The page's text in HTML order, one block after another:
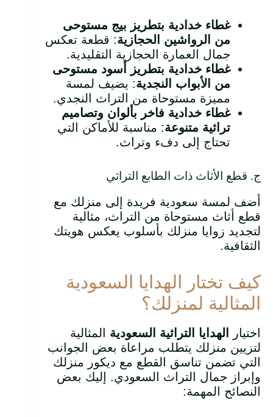
غطاء خدادية بتطريز بيج مستوحى
من الرواشين الحجازية: قطعة تعكس
جمال العمارة الحجازية التقليدية.
غطاء خدادية بتطريز أسود مستوحى
من الأبواب النجدية: يضيف لمسة
مميزة مستوحاة من التراث النجدي.
غطاء خدادية فاخر بألوان وتصاميم
تراثية متنوعة: مناسبة للأماكن التي
تحتاج إلى دفء وتراث.
ج. قطع الأثاث ذات الطابع التراثي
أضف لمسة سعودية فريدة إلى منزلك مع
قطع أثاث مستوحاة من التراث، مثالية
لتجديد زوايا منزلك بأسلوب يعكس هويتك
الثقافية.
كيف تختار الهدايا السعودية
المثالية لمنزلك؟
اختيار الهدايا التراثية السعودية المثالية
لتزيين منزلك يتطلب مراعاة بعض الجوانب
التي تضمن تناسق القطع مع ديكور منزلك
وإبراز جمال التراث السعودي. إليك بعض
النصائح المهمة: